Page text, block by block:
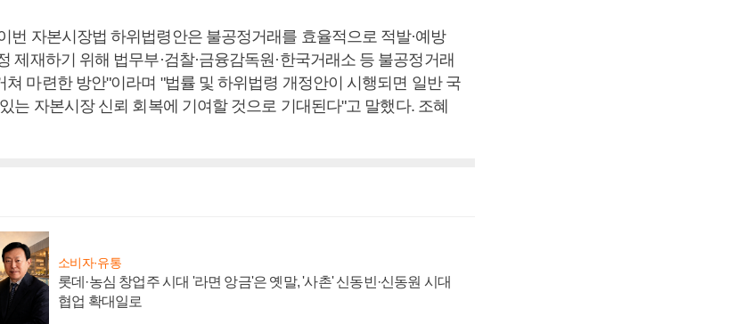
번 자본시장법 하위법령안은 불공정거래를 효율적으로 적발·예방
제재하기 위해 법무부·검찰·금융감독원·한국거래소 등 불공정거래
쳐 마련한 방안"이라며 "법률 및 하위법령 개정안이 시행되면 일반 국
는 자본시장 신뢰 회복에 기여할 것으로 기대된다"고 말했다. 조혜
소비자·유통
롯데·농심 창업주 시대 '라면 앙금'은 옛말, '사촌' 신동빈·신동원 시대
협업 확대일로